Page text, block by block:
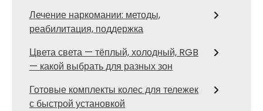
Лечение наркомании: методы,
реабилитация, поддержка
Цвета света — тёплый, холодный, RGB
— какой выбрать для разных зон
Готовые комплекты колес для тележек
с быстрой установкой